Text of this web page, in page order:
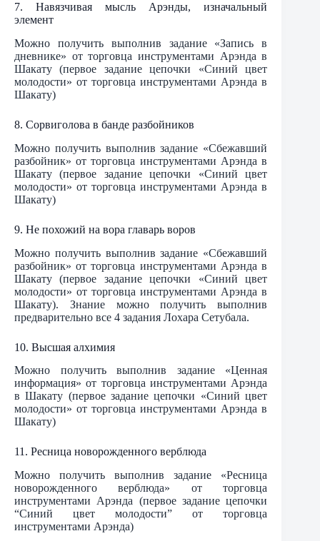
7. Навязчивая мысль Арэнды, изначальный
элемент
Можно получить выполнив задание «Запись в
дневнике» от торговца инструментами Арэнда в
Шакату (первое задание цепочки «Синий цвет
молодости» от торговца инструментами Арэнда в
Шакату)
8. Сорвиголова в банде разбойников
Можно получить выполнив задание «Сбежавший
разбойник» от торговца инструментами Арэнда в
Шакату (первое задание цепочки «Синий цвет
молодости» от торговца инструментами Арэнда в
Шакату)
9. Не похожий на вора главарь воров
Можно получить выполнив задание «Сбежавший
разбойник» от торговца инструментами Арэнда в
Шакату (первое задание цепочки «Синий цвет
молодости» от торговца инструментами Арэнда в
Шакату). Знание можно получить выполнив
предварительно все 4 задания Лохара Сетубала.
10. Высшая алхимия
Можно получить выполнив задание «Ценная
информация» от торговца инструментами Арэнда
в Шакату (первое задание цепочки «Синий цвет
молодости» от торговца инструментами Арэнда в
Шакату)
11. Ресница новорожденного верблюда
Можно получить выполнив задание «Ресница
новорожденного верблюда» от торговца
инструментами Арэнда (первое задание цепочки
“Синий цвет молодости” от торговца
инструментами Арэнда)